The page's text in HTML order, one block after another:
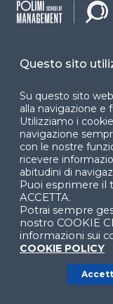
Digitale
Sanità
Questo sito
Su questo sito
alla navigazione e
Utilizziamo i
navigazione
con le nostre
ricevere
abitudini di
Puoi esprimere il
ACCETTA.
Potrai sempre
nostro COOKIE
informazioni sui
COOKIE POLICY